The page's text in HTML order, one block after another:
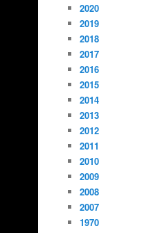
2020
2019
2018
2017
2016
2015
2014
2013
2012
2011
2010
2009
2008
2007
1970